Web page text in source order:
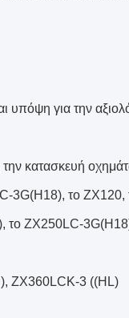
υπόψη για την
την κατασκευή
3G(H18), το
το ZX250LC-
ZX360LCK-3 ((HL)